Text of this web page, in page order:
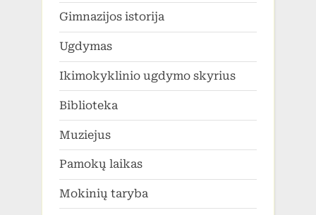
Gimnazijos istorija
Ugdymas
Ikimokyklinio ugdymo skyrius
Biblioteka
Muziejus
Pamokų laikas
Mokinių taryba